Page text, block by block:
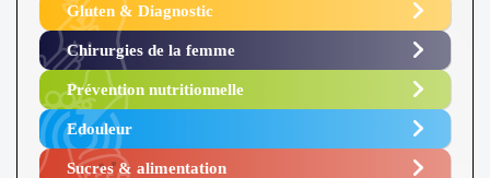
Gluten & Diagnostic
Chirurgies de la femme
Prévention nutritionnelle
Edouleur​
Sucres & alimentation​